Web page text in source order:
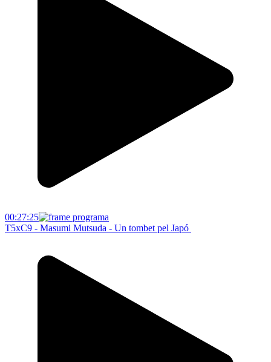
00:27:25
T5xC9 - Masumi Mutsuda - Un tombet pel Japó